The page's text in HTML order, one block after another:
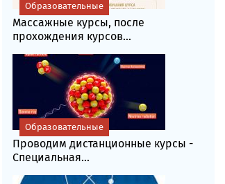
Массажные курсы, после
прохождения курсов...
Образовательные
Проводим дистанционные курсы -
Специальная...
Образовательные